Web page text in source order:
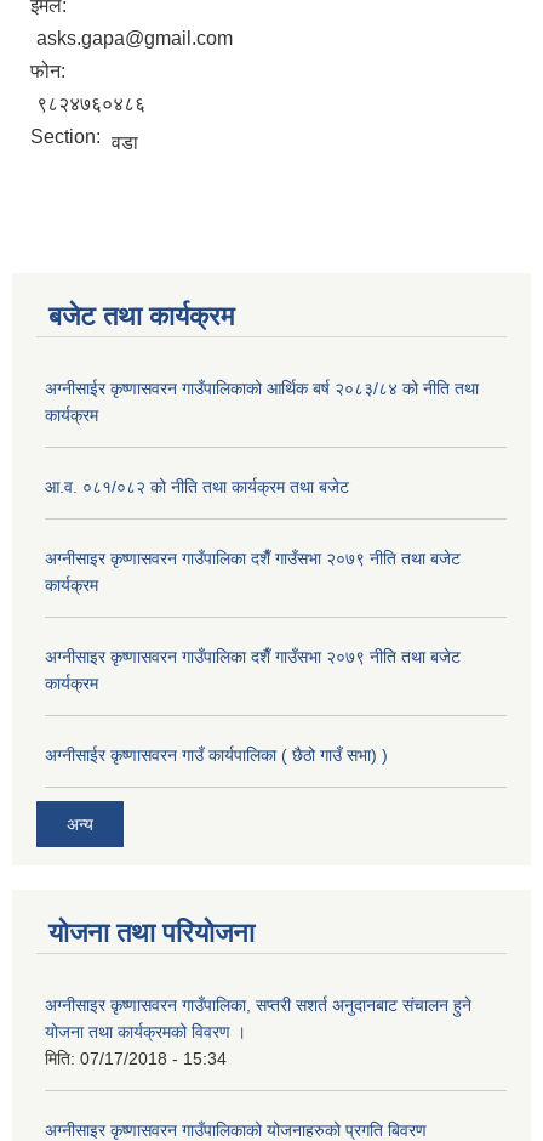
ईमेल:
asks.gapa@gmail.com
फोन:
९८२४७६०४८६
Section: वडा
बजेट तथा कार्यक्रम
अग्नीसाईर कृष्णासवरन गाउँपालिकाको आर्थिक बर्ष २०८३/८४ को नीति तथा
कार्यक्रम
आ.व. ०८१/०८२ को नीति तथा कार्यक्रम तथा बजेट
अग्नीसाइर कृष्णासवरन गाउँपालिका दशैँ गाउँसभा २०७९ नीति तथा बजेट
कार्यक्रम
अग्नीसाइर कृष्णासवरन गाउँपालिका दशैँ गाउँसभा २०७९ नीति तथा बजेट
कार्यक्रम
अग्नीसाईर कृष्णासवरन गाउँ कार्यपालिका ( छैठो गाउँ सभा) )
अन्य
योजना तथा परियोजना
अग्नीसाइर कृष्णासवरन गाउँपालिका, सप्तरी सशर्त अनुदानबाट संचालन हुने
योजना तथा कार्यक्रमको विवरण ।
मिति: 07/17/2018 - 15:34
अग्नीसाइर कृष्णासवरन गाउँपालिकाको योजनाहरुको प्रगति बिवरण